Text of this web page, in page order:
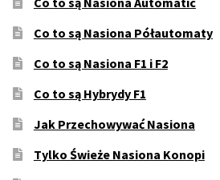
Co to są Nasiona Półautomaty
Co to są Nasiona F1 i F2
Co to są Hybrydy F1
Jak Przechowywać Nasiona
Tylko Świeże Nasiona Konopi